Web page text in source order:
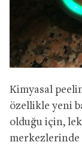
Kimyasal
özellikle yeni
olduğu için,
merkezlerinde